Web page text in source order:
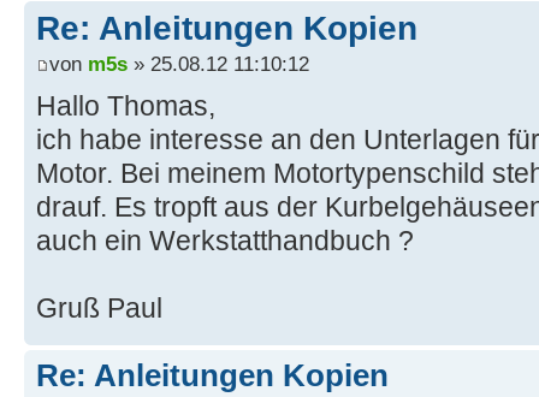
Re: Anleitungen Kopien
von m5s » 25.08.12 11:10:12
Hallo Thomas,
ich habe interesse an den Unterlagen
Motor. Bei meinem Motortypenschild
drauf. Es tropft aus der
auch ein Werkstatthandbuch ?
Gruß Paul
Re: Anleitungen Kopien